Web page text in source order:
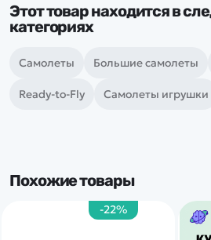
Этот товар находится в
категориях
Самолеты Большие самолеты
Ready-to-Fly Самолеты игрушки
Похожие товары
-22%